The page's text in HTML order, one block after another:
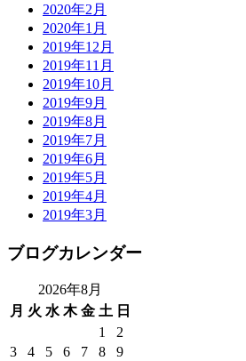
2020年2月
2020年1月
2019年12月
2019年11月
2019年10月
2019年9月
2019年8月
2019年7月
2019年6月
2019年5月
2019年4月
2019年3月
ブログカレンダー
2026年8月
月 火 水 木 金 土 日
1
2
3
4 5 6 7 8
9